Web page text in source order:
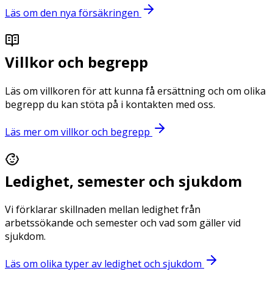
Läs om den nya försäkringen
Villkor och begrepp
Läs om villkoren för att kunna få ersättning och om olika
begrepp du kan stöta på i kontakten med oss.
Läs mer om villkor och begrepp
Ledighet, semester och sjukdom
Vi förklarar skillnaden mellan ledighet från
arbetssökande och semester och vad som gäller vid
sjukdom.
Läs om olika typer av ledighet och sjukdom